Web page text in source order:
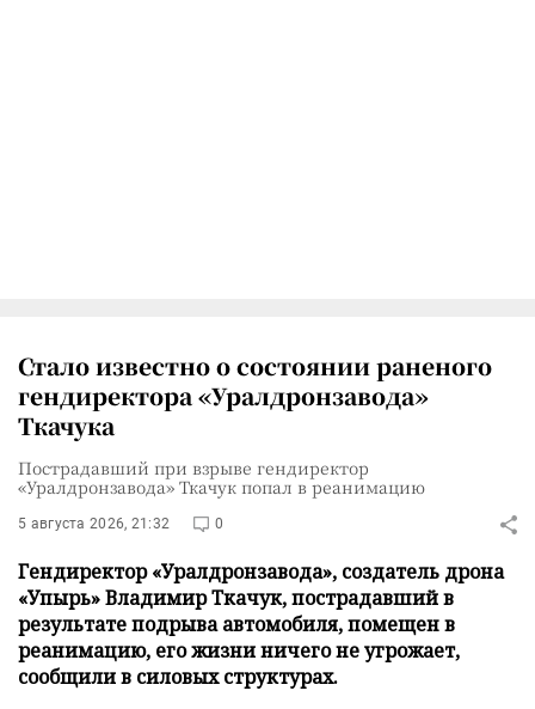
Стало известно о состоянии раненого
гендиректора «Уралдронзавода»
Ткачука
Пострадавший при взрыве гендиректор
«Уралдронзавода» Ткачук попал в реанимацию
5 августа 2026, 21:32 0
Гендиректор «Уралдронзавода», создатель дрона
«Упырь» Владимир Ткачук, пострадавший в
результате подрыва автомобиля, помещен в
реанимацию, его жизни ничего не угрожает,
сообщили в силовых структурах.